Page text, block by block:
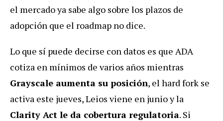
el mercado ya sabe algo sobre los plazos de
adopción que el roadmap no dice.
Lo que sí puede decirse con datos es que ADA
cotiza en mínimos de varios años mientras
Grayscale aumenta su posición, el hard fork se
activa este jueves, Leios viene en junio y la
Clarity Act le da cobertura regulatoria. Si